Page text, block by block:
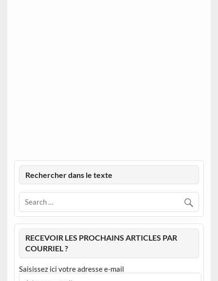
Rechercher dans le texte
RECEVOIR LES PROCHAINS ARTICLES PAR
COURRIEL ?
Saisissez ici votre adresse e-mail
Adresse